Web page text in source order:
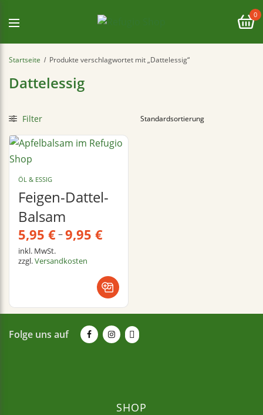
0
Startseite / Produkte verschlagwortet mit „Dattelessig“
Dattelessig
Filter
ÖL & ESSIG
Feigen-Dattel-
Balsam
5,95 €–9,95 €
inkl. MwSt.
zzgl.Versandkosten
Folge uns auf
SHOP